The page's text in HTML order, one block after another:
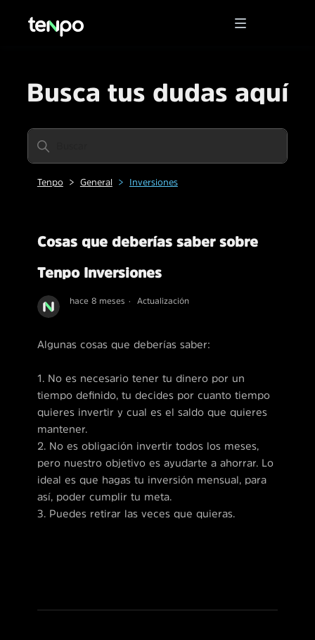
Busca tus dudas aquí
Tenpo General Inversiones
Cosas que deberías saber sobre
Tenpo Inversiones
hace 8 meses Actualización
Algunas cosas que deberías saber:
1. No es necesario tener tu dinero por un
tiempo definido, tu decides por cuanto tiempo
quieres invertir y cual es el saldo que quieres
mantener.
2. No es obligación invertir todos los meses,
pero nuestro objetivo es ayudarte a ahorrar. Lo
ideal es que hagas tu inversión mensual, para
así, poder cumplir tu meta.
3. Puedes retirar las veces que quieras.